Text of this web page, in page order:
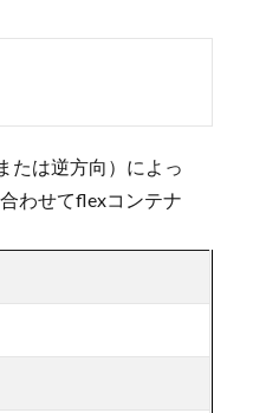
たは逆方向）によっ
わせてflexコンテナ